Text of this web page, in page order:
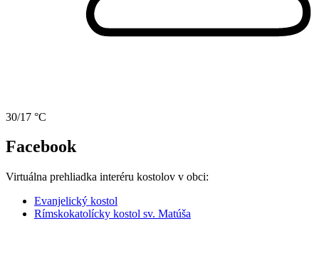
30/17 °C
Facebook
Virtuálna prehliadka interéru kostolov v obci:
Evanjelický kostol
Rímskokatolícky kostol sv. Matúša